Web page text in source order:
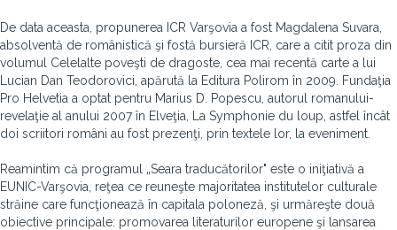
De data aceasta, propunerea ICR Varşovia a fost Magdalena Suvara,
absolventă de românistică şi fostă bursieră ICR, care a citit proza din
volumul Celelalte poveşti de dragoste, cea mai recentă carte a lui
Lucian Dan Teodorovici, apărută la Editura Polirom în 2009. Fundaţia
Pro Helvetia a optat pentru Marius D. Popescu, autorul romanului-
revelaţie al anului 2007 în Elveţia, La Symphonie du loup, astfel încât
doi scriitori români au fost prezenţi, prin textele lor, la eveniment.
Reamintim că programul „Seara traducătorilor" este o iniţiativă a
EUNIC-Varşovia, reţea ce reuneşte majoritatea institutelor culturale
străine care funcţionează în capitala poloneză, şi urmăreşte două
obiective principale: promovarea literaturilor europene şi lansarea